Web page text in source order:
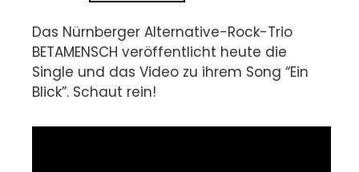
Das Nürnberger Alternative-Rock-Trio
BETAMENSCH veröffentlicht heute die
Single und das Video zu ihrem Song “Ein
Blick”. Schaut rein!